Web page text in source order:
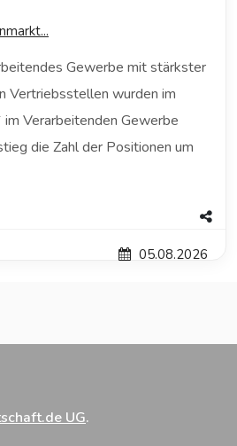
Gewerbe mit stärkster
Vertriebsstellen wurden im
Verarbeitenden Gewerbe
die Zahl der Positionen um
05.08.2026
UG.